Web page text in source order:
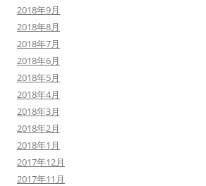
2018年9月
2018年8月
2018年7月
2018年6月
2018年5月
2018年4月
2018年3月
2018年2月
2018年1月
2017年12月
2017年11月